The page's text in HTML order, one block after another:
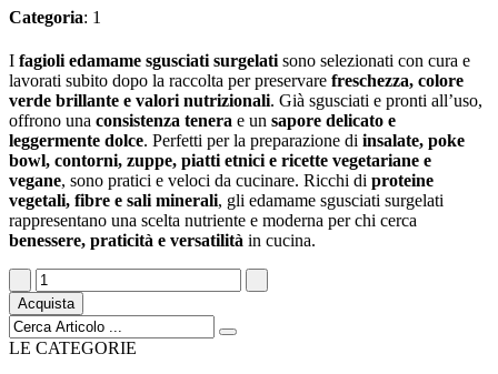
Categoria: 1
I fagioli edamame sgusciati surgelati sono selezionati con cura e
lavorati subito dopo la raccolta per preservare freschezza, colore
verde brillante e valori nutrizionali. Già sgusciati e pronti all’uso,
offrono una consistenza tenera e un sapore delicato e
leggermente dolce. Perfetti per la preparazione di insalate, poke
bowl, contorni, zuppe, piatti etnici e ricette vegetariane e
vegane, sono pratici e veloci da cucinare. Ricchi di proteine
vegetali, fibre e sali minerali, gli edamame sgusciati surgelati
rappresentano una scelta nutriente e moderna per chi cerca
benessere, praticità e versatilità in cucina.
Acquista
LE CATEGORIE